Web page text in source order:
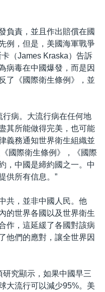
負責，並且作出賠償在國
例，但是，美國海軍戰爭
（James Kraska）告訴
病毒在中國爆發，而是因
了《國際衛生條例》，並
行病。大流行病在任何地
其所能做得完美，也可能
義務通知世界衛生組織並
國際衛生條例》，《國際
，中國是締約國之一。中
供所有信息。”
共，並非中國人民。他
的世界各國以及世界衛生
作，這延緩了各國對該病
他們的應對，讓全世界因
究顯示，如果中國早三
大流行可以減少95%。美